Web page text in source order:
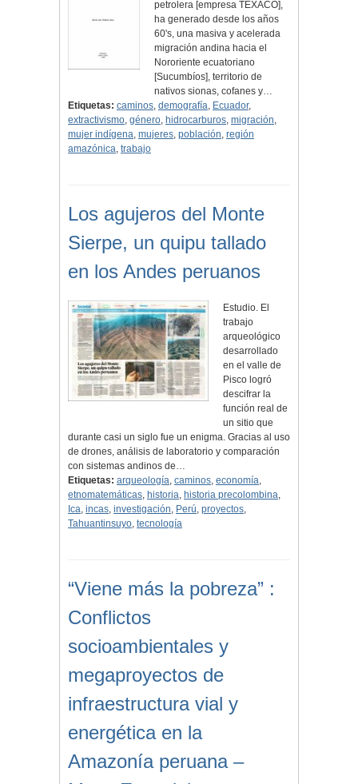
petrolera [empresa TEXACO],
ha generado desde los años
60's, una masiva y acelerada
migración andina hacia el
Nororiente ecuatoriano
[Sucumbíos], territorio de
nativos sionas, cofanes y…
Etiquetas: caminos, demografía, Ecuador,
extractivismo, género, hidrocarburos, migración,
mujer indígena, mujeres, población, región
amazónica, trabajo
Los agujeros del Monte
Sierpe, un quipu tallado
en los Andes peruanos
Estudio. El
trabajo
arqueológico
desarrollado
en el valle de
Pisco logró
descifrar la
función real de
un sitio que
durante casi un siglo fue un enigma. Gracias al uso
de drones, análisis de laboratorio y comparación
con sistemas andinos de…
Etiquetas: arqueología, caminos, economía,
etnomatemáticas, historia, historia precolombina,
Ica, incas, investigación, Perú, proyectos,
Tahuantinsuyo, tecnología
“Viene más la pobreza” :
Conflictos
socioambientales y
megaproyectos de
infraestructura vial y
energética en la
Amazonía peruana –